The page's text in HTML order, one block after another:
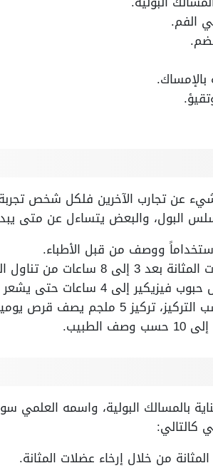
الفم.
عن تجارب الآخرين فلكل شخص
البول، والبعض يتساءل عن متى
تناول الجرعة الأولى.
بالتحسن واختفاء الأعراض نهائياً.
5 ملجم يصف قرص يومياً.
كالتالي:
من خلال إرخاء عضلات المثانة.